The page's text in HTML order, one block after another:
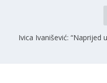
Ivica Ivanišević: “Naprijed